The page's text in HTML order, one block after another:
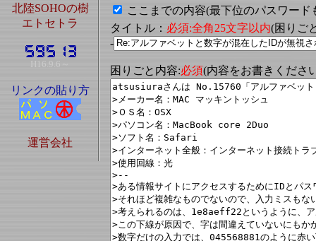
ここまでの内容(最下位のパスワー
タイトル： 必須:全角25文字以内(困りご
-
困りごと内容:必須(内容をお書きくださ
北陸SOHOの樹
エトセトラ
H16.9.6～
リンクの貼り方
運営会社